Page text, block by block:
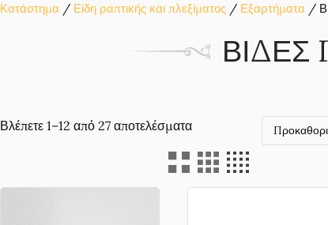
Κατάστημα Είδη ραπτικής και πλεξίματος Εξαρτήματα
ΒΙΔΕΣ
Βλέπετε 1–12 από 27 αποτελέσματα